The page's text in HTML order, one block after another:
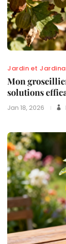
Jardin et
Mon
solutions
Jan 18, 2026